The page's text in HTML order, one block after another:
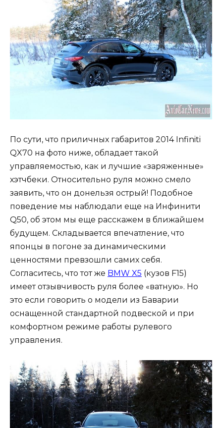
По сути, что приличных габаритов 2014 Infiniti
QX70 на фото ниже, обладает такой
управляемостью, как и лучшие «заряженные»
хэтчбеки. Относительно руля можно смело
заявить, что он донельзя острый! Подобное
поведение мы наблюдали еще на Инфинити
Q50, об этом мы еще расскажем в ближайшем
будущем. Складывается впечатление, что
японцы в погоне за динамическими
ценностями превзошли самих себя.
Согласитесь, что тот же BMW X5 (кузов F15)
имеет отзывчивость руля более «ватную». Но
это если говорить о модели из Баварии
оснащенной стандартной подвеской и при
комфортном режиме работы рулевого
управления.